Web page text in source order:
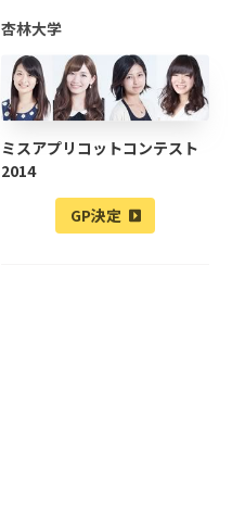
杏林大学
ミスアプリコットコンテスト
2014
GP決定